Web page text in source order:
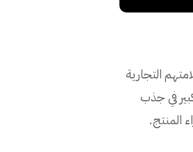
التجارية
في جذب
المنتج.